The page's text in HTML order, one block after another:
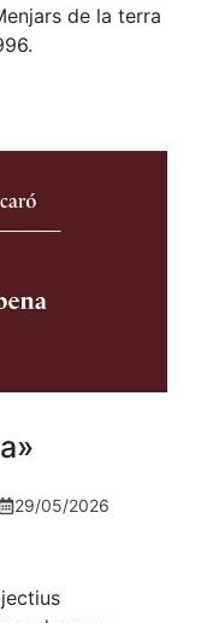
de la terra
29/05/2026